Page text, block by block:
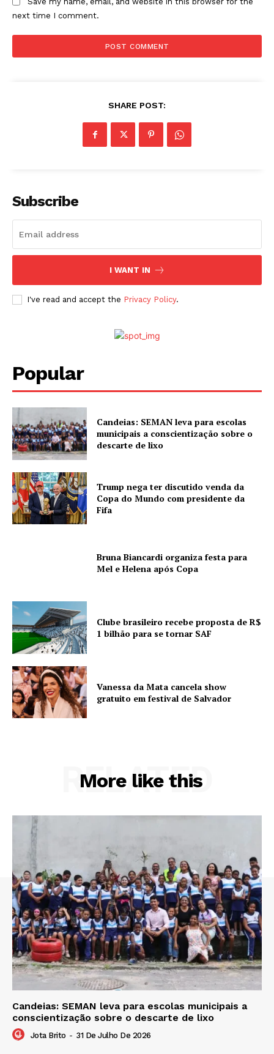
next time I comment.
SHARE POST:
Subscribe
I WANT IN
I've read and accept the Privacy Policy.
Popular
Candeias: SEMAN leva para escolas
municipais a conscientização sobre o
descarte de lixo
Trump nega ter discutido venda da
Copa do Mundo com presidente da
Fifa
Bruna Biancardi organiza festa para
Mel e Helena após Copa
Clube brasileiro recebe proposta de R$
1 bilhão para se tornar SAF
Vanessa da Mata cancela show
gratuito em festival de Salvador
More like this
RELATED
Candeias: SEMAN leva para escolas municipais a
conscientização sobre o descarte de lixo
Jota Brito - 31 De Julho De 2026